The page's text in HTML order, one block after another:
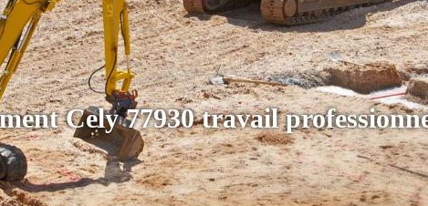
Cely 77930 travail